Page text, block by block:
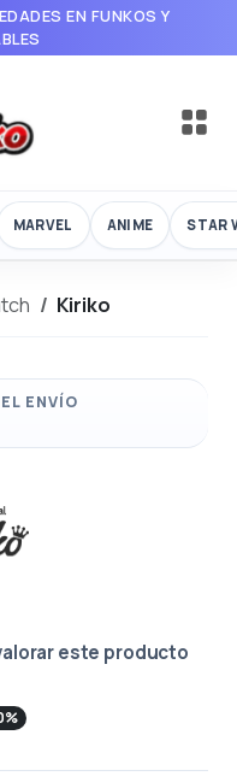
EN FUNKOS Y
MARVEL ANIME STAR
Kiriko
este producto